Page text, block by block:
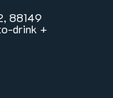
88149
drink +